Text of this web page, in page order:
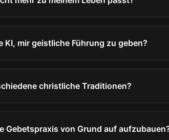
mir geistliche Führung zu geben?
christliche Traditionen?
Gebetspraxis von Grund auf